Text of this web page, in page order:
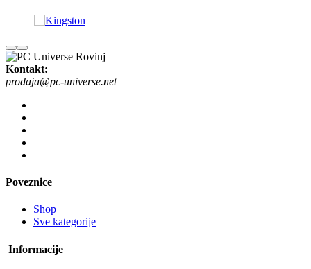
Kontakt:
prodaja@pc-universe.net
Poveznice
Shop
Sve kategorije
Informacije